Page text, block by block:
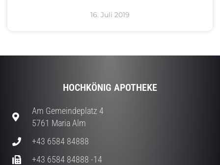
16. Juli 2019
HOCHKÖNIG APOTHEKE
Am Gemeindeplatz 4
5761 Maria Alm
+43 6584 84888
+43 6584 84888 -14